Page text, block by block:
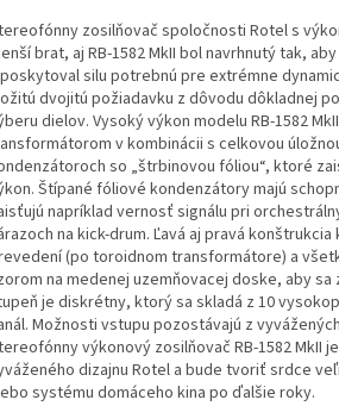
zosilňovač spoločnosti Rotel s
brat, aj RB-1582 MkII bol navrhnutý tak,
silu potrebnú pre extrémne
dvojitú požiadavku z dôvodu dôkladnej
dielov. Vysoký výkon modelu RB-1582
v kombinácii s celkovou
so „štrbinovou fóliou“, ktoré
Štípané fóliové kondenzátory majú
napríklad vernosť signálu pri
na kick-drum. Ľavá aj pravá
(po toroidnom transformátore) a
na medenej uzemňovacej doske, aby
je diskrétny, ktorý sa skladá z 10
Možnosti vstupu pozostávajú z
výkonový zosilňovač RB-1582 MkII
dizajnu Rotel a bude tvoriť srdce
systému domáceho kina po ďalšie roky.